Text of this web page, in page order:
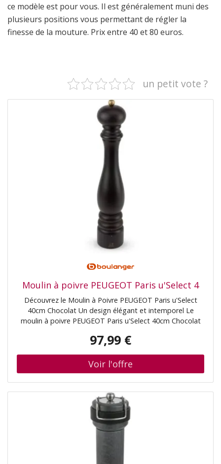
ce modèle est pour vous. Il est généralement muni des
plusieurs positions vous permettant de régler la
finesse de la mouture. Prix entre 40 et 80 euros.
un petit vote ?
Moulin à poivre PEUGEOT Paris u'Select 4
Découvrez le Moulin à Poivre PEUGEOT Paris u'Select
40cm Chocolat Un design élégant et intemporel Le
moulin à poivre PEUGEOT Paris u'Select 40cm Chocolat
design raffiné et sa finition chocolat, il s'intègre
modernes ou traditionnelles. Sa silhouette élancée et sa
hauteur de 40 cm en font une pièce maîtresse sur votre
table ou votre plan de travail. Ce moulin incarne
l'élégance à la française, alliant esthétique et
fonctionnalité. Technologie u'Select pour une mouture
parfaite Le système u'Select de PEUGEOT est une
innovation qui permet de régler avec précision la
mouture du poivre. Grâce à un simple geste, vous pouvez
97,99 €